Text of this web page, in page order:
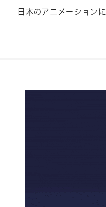
日本のアニメーションに